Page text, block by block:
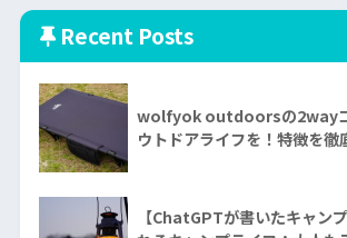
Recent Posts
wolfyok outdoorsの2way
ウトドアライフを！特徴を徹
【ChatGPTが書いたキャン